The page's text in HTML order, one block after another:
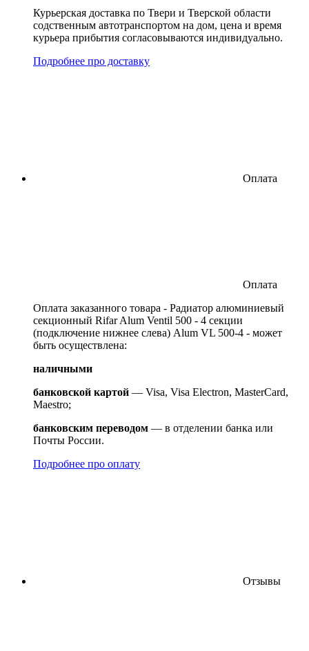
Курьерская доставка по Твери и Тверской области
содственным автотранспортом на дом, цена и время
курьера прибытия согласовываются индивидуально.
Подробнее про доставку
Оплата
Оплата
Оплата заказанного товара - Радиатор алюминиевый
секционный Rifar Alum Ventil 500 - 4 секции
(подключение нижнее слева) Alum VL 500-4 - может
быть осуществлена:
наличными
банковской картой — Visa, Visa Electron, MasterCard,
Maestro;
банковским переводом — в отделении банка или
Почты России.
Подробнее про оплату
Отзывы